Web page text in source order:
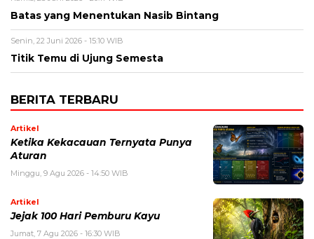
Batas yang Menentukan Nasib Bintang
Senin, 22 Juni 2026 - 15:10 WIB
Titik Temu di Ujung Semesta
BERITA TERBARU
Artikel
Ketika Kekacauan Ternyata Punya
Aturan
Minggu, 9 Agu 2026 - 14:50 WIB
Artikel
Jejak 100 Hari Pemburu Kayu
Jumat, 7 Agu 2026 - 16:30 WIB